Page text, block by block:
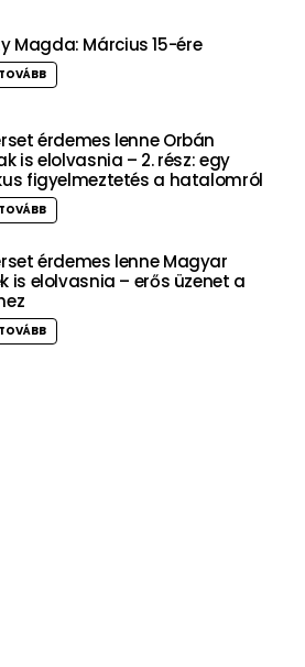
Magda: Március 15-ére
érdemes lenne Orbán
is elolvasnia – 2. rész: egy
figyelmeztetés a hatalomról
érdemes lenne Magyar
is elolvasnia – erős üzenet a